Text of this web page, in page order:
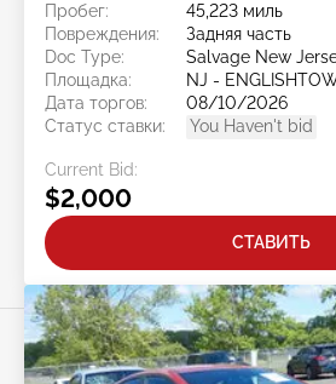
Пробег:
45,223 миль
Повреждения:
Задняя часть
Doc Type:
Salvage New
Площадка:
NJ -
Дата торгов:
08/10/2026
Статус ставки:
You Haven't bid
Current Bid:
$2,000
СТАВИТЬ